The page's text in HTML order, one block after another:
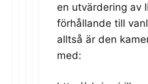
en utvärdering av
förhållande till
alltså är den
med: